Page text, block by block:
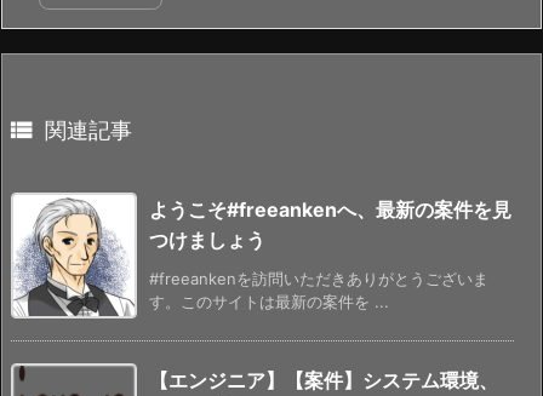
 関連記事
ようこそ#freeankenへ、最新の案件を見
つけましょう
#freeankenを訪問いただきありがとうございま
す。このサイトは最新の案件を ...
【エンジニア】【案件】システム環境、